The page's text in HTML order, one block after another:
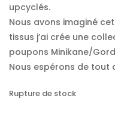
upcyclés.
Nous avons imaginé
tissus j’ai crée une
poupons Minikane/
Nous espérons de tout
Rupture de stock